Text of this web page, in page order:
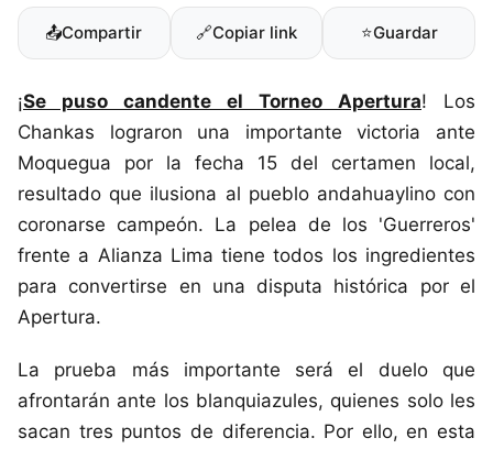
📤Compartir 🔗Copiar link ⭐Guardar
¡Se puso candente el Torneo Apertura! Los
Chankas lograron una importante victoria ante
Moquegua por la fecha 15 del certamen local,
resultado que ilusiona al pueblo andahuaylino con
coronarse campeón. La pelea de los 'Guerreros'
frente a Alianza Lima tiene todos los ingredientes
para convertirse en una disputa histórica por el
Apertura.
La prueba más importante será el duelo que
afrontarán ante los blanquiazules, quienes solo les
sacan tres puntos de diferencia. Por ello, en esta